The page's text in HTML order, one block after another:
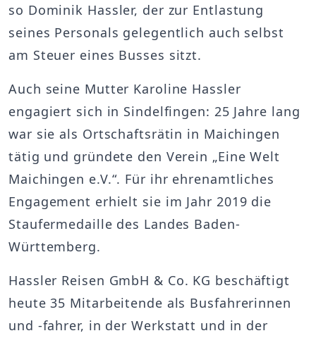
so Dominik Hassler, der zur Entlastung
seines Personals gelegentlich auch selbst
am Steuer eines Busses sitzt.
Auch seine Mutter Karoline Hassler
engagiert sich in Sindelfingen: 25 Jahre lang
war sie als Ortschaftsrätin in Maichingen
tätig und gründete den Verein „Eine Welt
Maichingen e.V.“. Für ihr ehrenamtliches
Engagement erhielt sie im Jahr 2019 die
Staufermedaille des Landes Baden-
Württemberg.
Hassler Reisen GmbH & Co. KG beschäftigt
heute 35 Mitarbeitende als Busfahrerinnen
und -fahrer, in der Werkstatt und in der